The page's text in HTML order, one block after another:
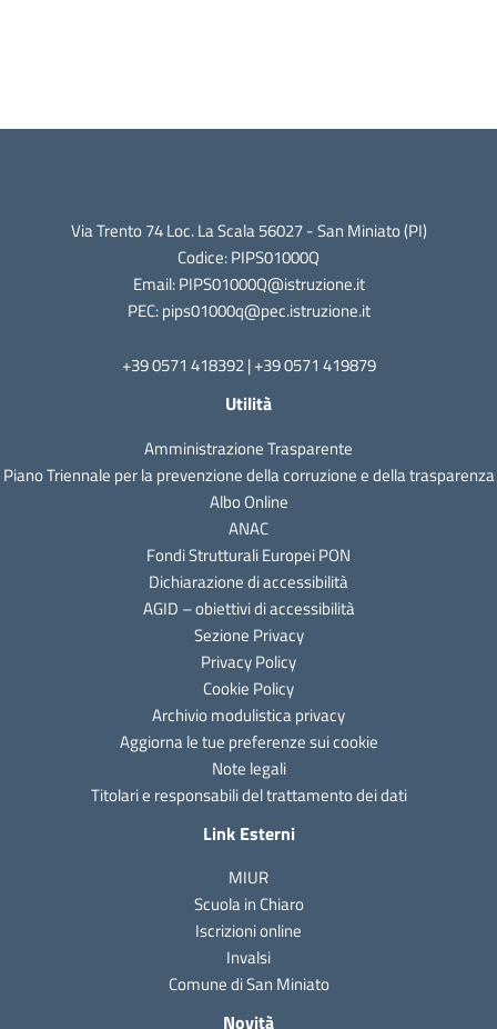
Via Trento 74 Loc. La Scala 56027 - San Miniato (PI)
Codice: PIPS01000Q
Email: PIPS01000Q@istruzione.it
PEC: pips01000q@pec.istruzione.it
+39 0571 418392 | +39 0571 419879
Utilità
Amministrazione Trasparente
Piano Triennale per la prevenzione della corruzione e della trasparenza
Albo Online
ANAC
Fondi Strutturali Europei PON
Dichiarazione di accessibilità
AGID – obiettivi di accessibilità
Sezione Privacy
Privacy Policy
Cookie Policy
Archivio modulistica privacy
Aggiorna le tue preferenze sui cookie
Note legali
Titolari e responsabili del trattamento dei dati
Link Esterni
MIUR
Scuola in Chiaro
Iscrizioni online
Invalsi
Comune di San Miniato
Novità